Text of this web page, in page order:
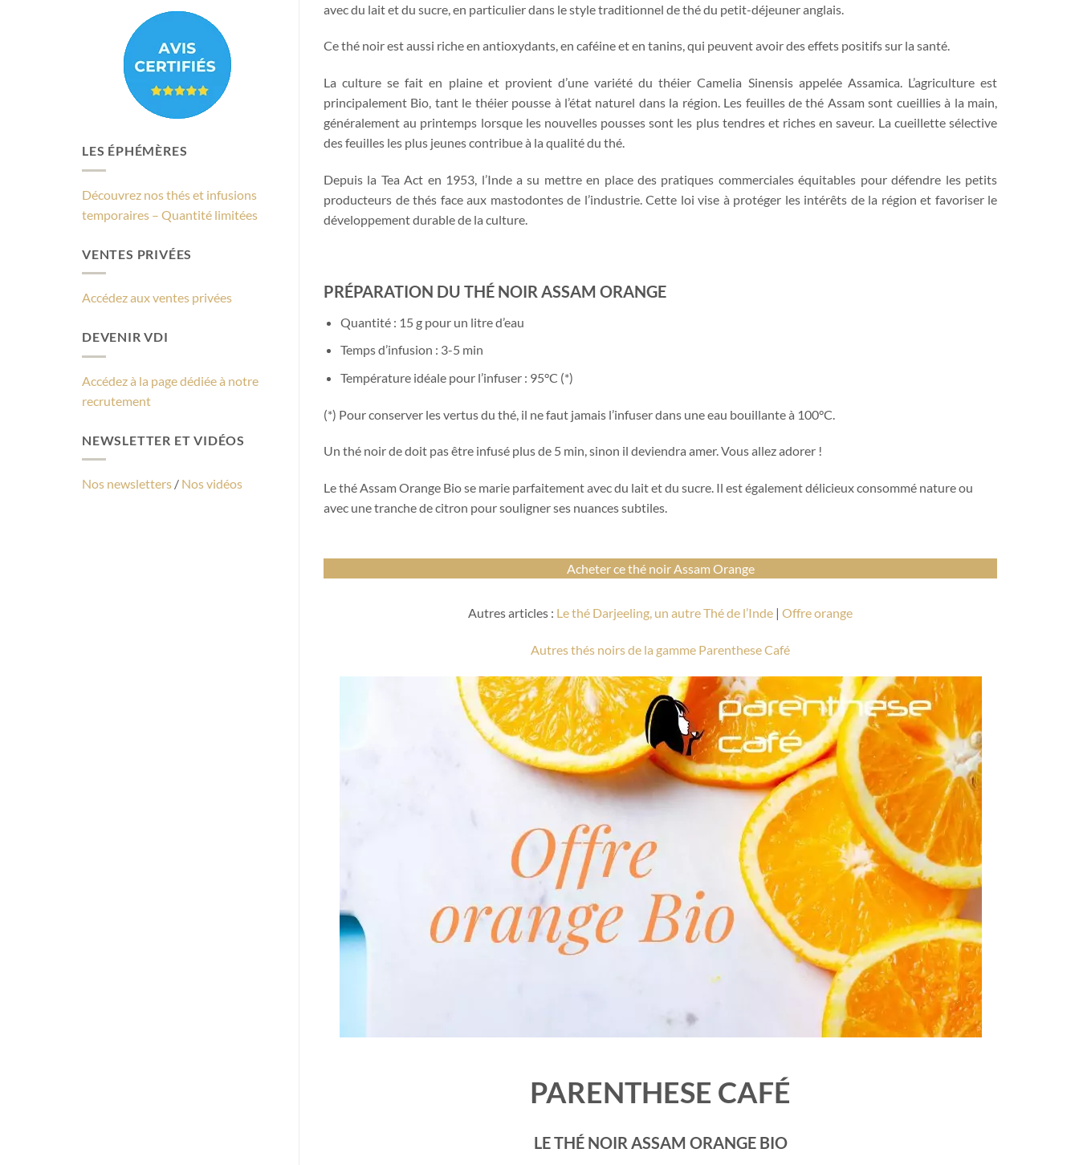
LES ÉPHÉMÈRES
Découvrez nos thés et infusions
temporaires – Quantité limitées
VENTES PRIVÉES
Accédez aux ventes privées
DEVENIR VDI
Accédez à la page dédiée à notre
recrutement
NEWSLETTER ET VIDÉOS
Nos newsletters / Nos vidéos
avec du lait et du sucre, en particulier dans le style traditionnel de thé du petit-déjeuner anglais.
Ce thé noir est aussi riche en antioxydants, en caféine et en tanins, qui peuvent avoir des effets positifs sur la santé.
La culture se fait en plaine et provient d’une variété du théier Camelia Sinensis appelée Assamica. L’agriculture est
principalement Bio, tant le théier pousse à l’état naturel dans la région. Les feuilles de thé Assam sont cueillies à la main,
généralement au printemps lorsque les nouvelles pousses sont les plus tendres et riches en saveur. La cueillette sélective
des feuilles les plus jeunes contribue à la qualité du thé.
Depuis la Tea Act en 1953, l’Inde a su mettre en place des pratiques commerciales équitables pour défendre les petits
producteurs de thés face aux mastodontes de l’industrie. Cette loi vise à protéger les intérêts de la région et favoriser le
développement durable de la culture.
PRÉPARATION DU THÉ NOIR ASSAM ORANGE
Quantité : 15 g pour un litre d’eau
Temps d’infusion : 3-5 min
Température idéale pour l’infuser : 95°C (*)
(*) Pour conserver les vertus du thé, il ne faut jamais l’infuser dans une eau bouillante à 100°C.
Un thé noir de doit pas être infusé plus de 5 min, sinon il deviendra amer. Vous allez adorer !
Le thé Assam Orange Bio se marie parfaitement avec du lait et du sucre. Il est également délicieux consommé nature ou
avec une tranche de citron pour souligner ses nuances subtiles.
Acheter ce thé noir Assam Orange
Autres articles : Le thé Darjeeling, un autre Thé de l’Inde | Offre orange
Autres thés noirs de la gamme Parenthese Café
PARENTHESE CAFÉ
LE THÉ NOIR ASSAM ORANGE BIO